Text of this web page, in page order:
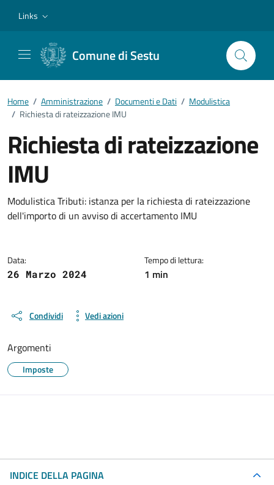
Links
Comune di Sestu
Home / Amministrazione / Documenti e Dati / Modulistica
/ Richiesta di rateizzazione IMU
Richiesta di rateizzazione
IMU
Dettagli del documento
Modulistica Tributi: istanza per la richiesta di rateizzazione
dell'importo di un avviso di accertamento IMU
Data:
26 Marzo 2024
Tempo di lettura:
1 min
Condividi Vedi azioni
Argomenti
Imposte
INDICE DELLA PAGINA